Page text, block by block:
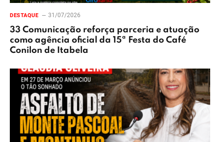
DESTAQUE 31/07/2026
33 Comunicação reforça parceria e atuação
como agência oficial da 15ª Festa do Café
Conilon de Itabela